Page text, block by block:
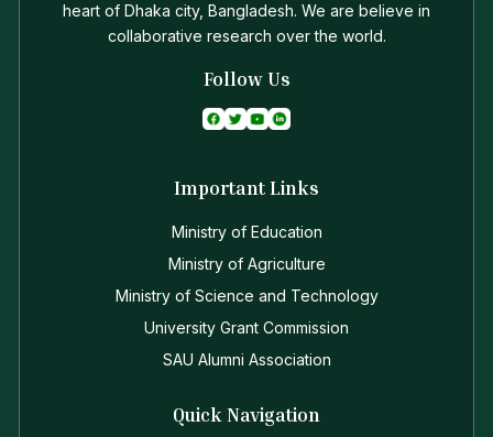
heart of Dhaka city, Bangladesh. We are believe in
collaborative research over the world.
Follow Us
Important Links
Ministry of Education
Ministry of Agriculture
Ministry of Science and Technology
University Grant Commission
SAU Alumni Association
Quick Navigation